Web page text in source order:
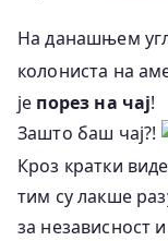
На данашњем
колониста на
је порез на чај!
Зашто баш чај?!
Кроз кратки
тим су лакше
за независност